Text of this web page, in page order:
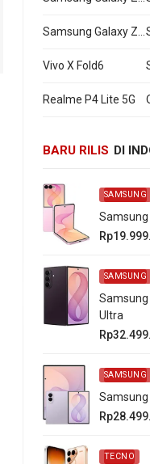
Vivo X Fold6
Realme P4 Lite 5G
BARU RILIS DI
SAMSUNG
Samsung
SAMSUNG
Samsung
Ultra
SAMSUNG
Samsung
TECNO